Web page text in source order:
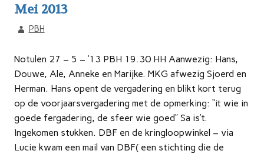
Mei 2013
PBH
Notulen 27 – 5 – ‘13 PBH 19.30 HH Aanwezig: Hans,
Douwe, Ale, Anneke en Marijke. MKG afwezig Sjoerd en
Herman. Hans opent de vergadering en blikt kort terug
op de voorjaarsvergadering met de opmerking: “it wie in
goede fergadering, de sfeer wie goed” Sa is’t.
Ingekomen stukken. DBF en de kringloopwinkel – via
Lucie kwam een mail van DBF( een stichting die de